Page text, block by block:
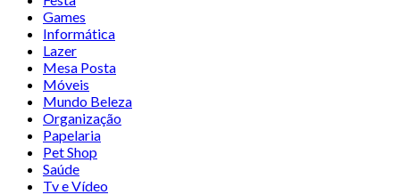
Games
Informática
Lazer
Mesa Posta
Móveis
Mundo Beleza
Organização
Papelaria
Pet Shop
Saúde
Tv e Vídeo